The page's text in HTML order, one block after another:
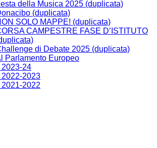
della Musica 2025 (duplicata)
(duplicata)
SOLO MAPPE! (duplicata)
CAMPESTRE FASE D’ISTITUTO
di Debate 2025 (duplicata)
Parlamento Europeo
24
2023
2022